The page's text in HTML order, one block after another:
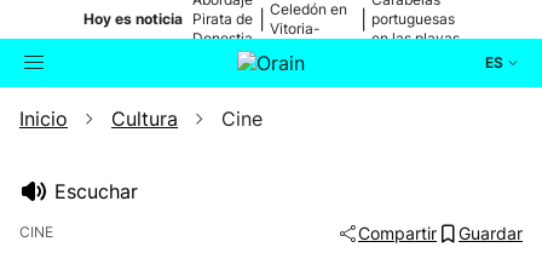
Hoy es noticia Pirata de
Donostia
Celedón en
Vitoria-
portuguesas
en las playas
ES
Buscador Actualidad
Inicio Cultura Cine
Escuchar
CINE Compartir Guardar